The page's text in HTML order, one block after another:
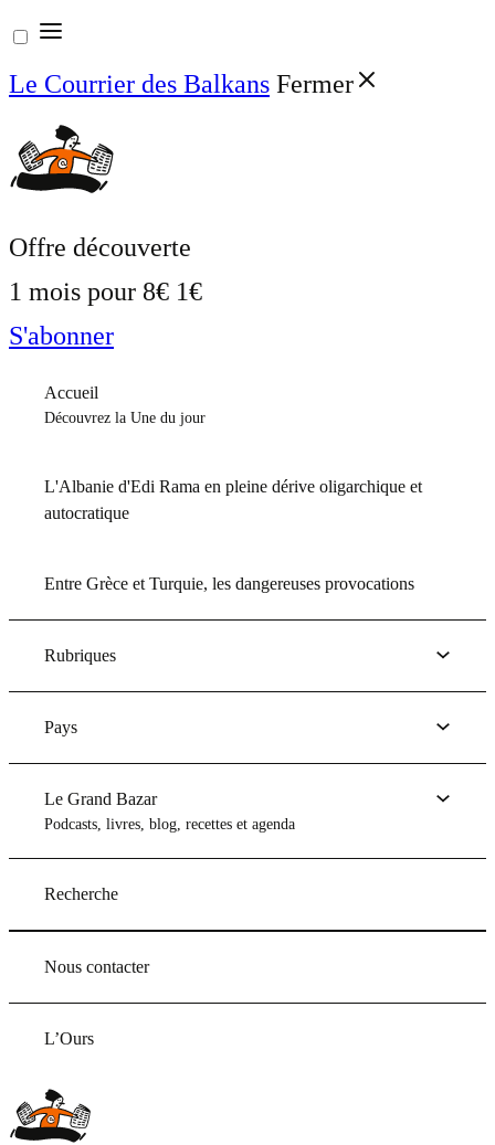
Aller
au
contenu
Le Courrier des Balkans Fermer
Offre découverte
1 mois pour 8€ 1€
S'abonner
Accueil
Découvrez la Une du jour
L'Albanie d'Edi Rama en pleine dérive oligarchique et
autocratique
Entre Grèce et Turquie, les dangereuses provocations
Rubriques
Pays
Le Grand Bazar
Podcasts, livres, blog, recettes et agenda
Recherche
Nous contacter
L’Ours